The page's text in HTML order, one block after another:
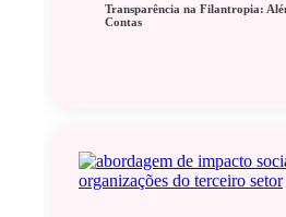
Transparência na Filantropia:
Contas